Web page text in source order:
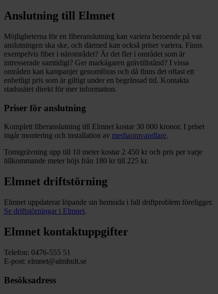
Anslutning till Elmnet
Möjligheterna för en fiberanslutning kan variera beroende på var
anslutningen ska ske, och därmed kan också priser variera. Finns
exempelvis fiber i närområdet? Är det fler i området som är
intresserade samtidigt? Ger markägaren grävtillstånd? I vissa
områden kan kampanjer genomföras och då finns det oftast ett
enhetligt pris som är giltigt under en begränsad tid. Kontakta
stadsnätet direkt för mer information.
Priser för anslutning
Komplett fiberanslutning till Elmnet kostar 30 000 kronor. I priset
ingår montering och installation av mediaomvandlare.
Tomtgrävning upp till 10 meter kostar 2 450 kr och pris per varje
tillkommande meter höjs från 180 kr till 225 kr.
Elmnet driftstörning
Elmnet uppdaterar löpande sin hemsida i fall driftproblem föreligger.
Se driftstörningar i Elmnet.
Elmnet kontaktuppgifter
Telefon: 0476-555 51
E-post: elmnet@almhult.se
Besöksadress